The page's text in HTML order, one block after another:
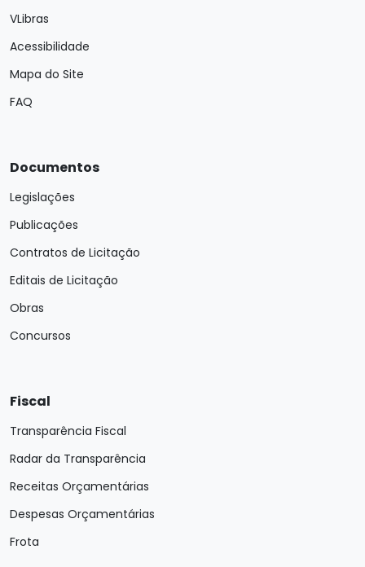
VLibras
Acessibilidade
Mapa do Site
FAQ
Documentos
Legislações
Publicações
Contratos de Licitação
Editais de Licitação
Obras
Concursos
Fiscal
Transparência Fiscal
Radar da Transparência
Receitas Orçamentárias
Despesas Orçamentárias
Frota